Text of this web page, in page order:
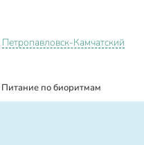
Петропавловск-Камчатский
Питание по биоритмам